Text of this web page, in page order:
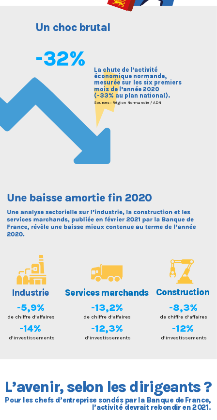
Un choc brutal
La chute de l’activité
économique normande,
mesurée sur les six premiers
mois de l’année 2020
(-33% au plan national).
Sources : Région Normandie / ADN
-32%
L’avenir, selon les dirigeants?
Pour les chefs d’entreprise sondés par la Banque deFrance,
l’activité devrait rebondir en 2021.
Servicesmarchands
-13,2%
de chiffre d’affaires
-12,3%
d’investissements
Construction
-8,3%
de chiffre d’affaires
-12%
d’investissements
Industrie
-5,9%
de chiffre d’affaires
-14%
d’investissements